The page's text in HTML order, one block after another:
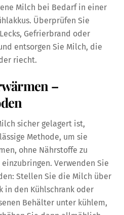
Milch bei Bedarf in einer
Überprüfen Sie
Gefrierbrand oder
entsorgen Sie Milch, die
riecht.
–
sicher gelagert ist,
Methode, um sie
ohne Nährstoffe zu
Verwenden Sie
Stellen Sie die Milch über
in den Kühlschrank oder
Behälter unter kühlem,